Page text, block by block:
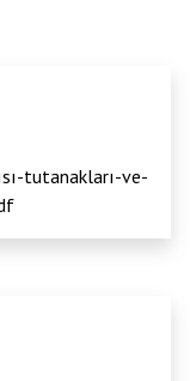
tutanakları-ve-